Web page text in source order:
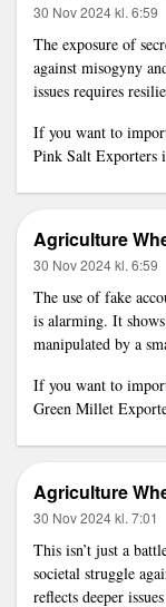
30 Nov 2024 kl. 6:59
The exposure of
against misogyny
issues requires
If you want to
Pink Salt Exporters
Agriculture
30 Nov 2024 kl. 6:59
The use of fake
is alarming. It
manipulated by a
If you want to
Green Millet
Agriculture
30 Nov 2024 kl. 7:01
This isn’t just a
societal struggle
reflects deeper